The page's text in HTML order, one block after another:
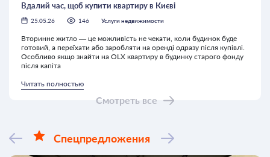
Смотреть все
Вдалий час, щоб купити квартиру в Києві
25.05.26 146 Услуги недвижимости
Вторинне житло — це можливість не чекати, коли будинок буде
готовий, а переїхати або заробляти на оренді одразу після купівлі.
Особливо якщо знайти на OLX квартиру в будинку старого фонду
після капіта
Читать полностью
Спецпредложения